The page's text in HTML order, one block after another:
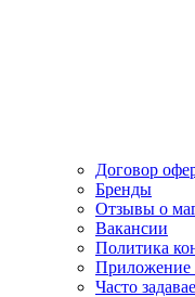
Договор
Бренды
Отзывы о
Вакансии
Политика
Приложение
Часто